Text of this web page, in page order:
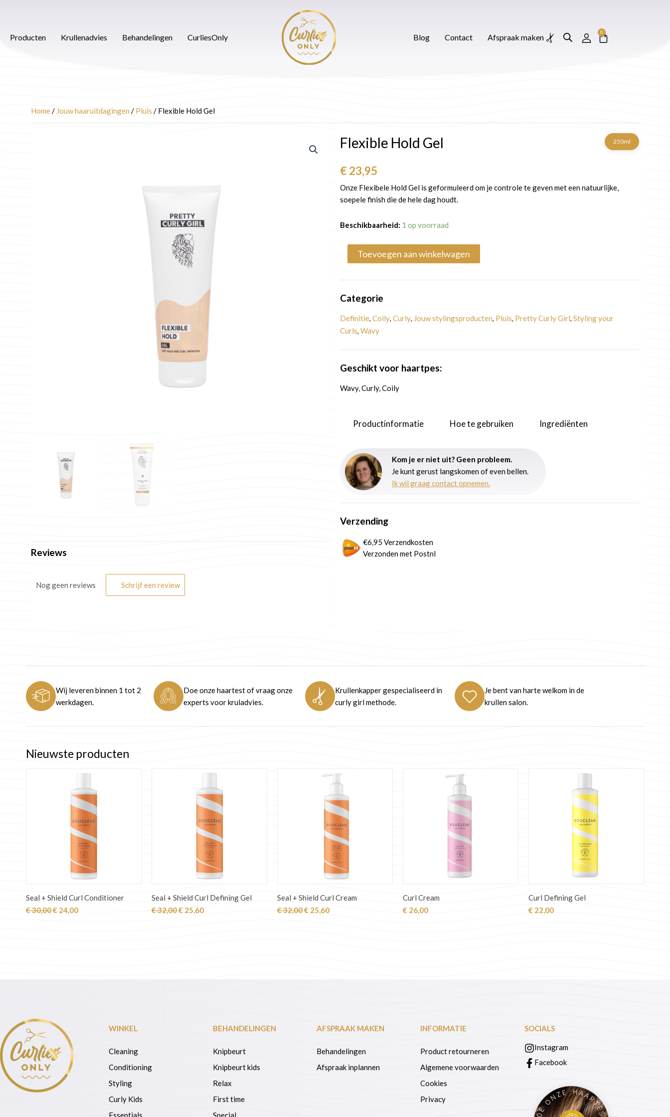
inhoud
CurliesOnly Blog
Producten Krullenadvies Behandelingen CurliesOnly Blog Contact Afspraak maken
0
Winkelwagen
Home / Jouw haaruitdagingen / Pluis / Flexible Hold Gel
Reviews
Nog geen reviews Schrijf een review
Flexible Hold Gel 250ml
€23,95
Onze Flexibele Hold Gel is geformuleerd om je controle te geven met een natuurlijke,
soepele finish die de hele dag houdt.
Beschikbaarheid: 1 op voorraad
Flexible
Gel
aantalToevoegen aan winkelwagen
Categorie
Definitie, Coily, Curly, Jouw stylingsproducten, Pluis, Pretty Curly Girl, Styling your
Curls, Wavy
Geschikt voor haartpes:
Wavy, Curly, Coily
Productinformatie Hoe te gebruiken Ingrediënten
Kom je er niet uit? Geen probleem.
Je kunt gerust langskomen of even bellen.
Ik wil graag contact opnemen.
Verzending
€6,95 Verzendkosten
Verzonden met Postnl
Wij leveren binnen 1 tot 2
werkdagen.
Doe onze haartest of vraag onze
experts voor kruladvies.
Krullenkapper gespecialiseerd in
curly girl methode.
Je bent van harte welkom in de
krullen salon.
Nieuwste producten
Seal + Shield Curl Conditioner
€30,00Oorspronkelijke
€ 24,00Huidige
Seal + Shield Curl Defining Gel
€32,00Oorspronkelijke
€ 25,60Huidige
Seal + Shield Curl Cream
€32,00Oorspronkelijke
€ 25,60Huidige
Curl Cream
€ 26,00
Curl Defining Gel
€ 22,00
WINKEL
Cleaning
Conditioning
Styling
Curly Kids
Essentials
BEHANDELINGEN
Knipbeurt
Knipbeurt kids
Relax
First time
Special
AFSPRAAK MAKEN
Behandelingen
Afspraak inplannen
INFORMATIE
Product retourneren
Algemene voorwaarden
Cookies
Privacy
SOCIALS
Instagram
Facebook